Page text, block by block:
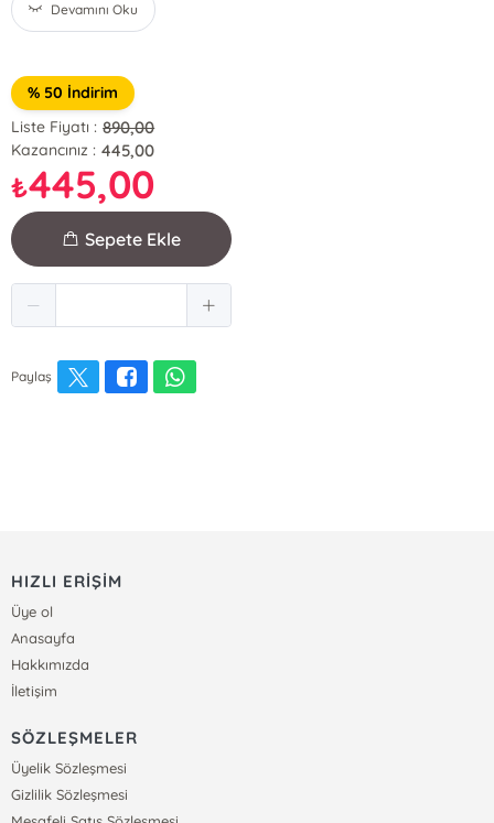
Devamını Oku
% 50 İndirim
Liste Fiyatı : 890,00
Kazancınız : 445,00
₺445,00
Sepete Ekle
Paylaş
HIZLI ERİŞİM
Üye ol
Anasayfa
Hakkımızda
İletişim
SÖZLEŞMELER
Üyelik Sözleşmesi
Gizlilik Sözleşmesi